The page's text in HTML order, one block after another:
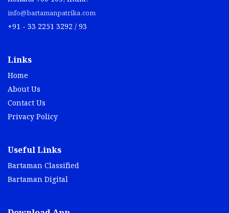
info@bartamanpatrika.com
+91 - 33 2251 3292 / 93
Links
Home
About Us
Contact Us
Privacy Policy
Useful Links
Bartaman Classified
Bartaman Digital